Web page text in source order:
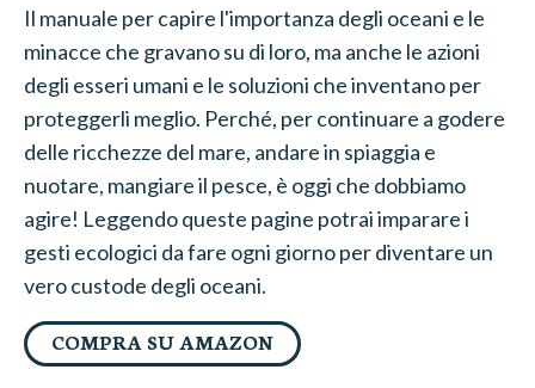
Il manuale per capire l'importanza degli oceani e le
minacce che gravano su di loro, ma anche le azioni
degli esseri umani e le soluzioni che inventano per
proteggerli meglio. Perché, per continuare a godere
delle ricchezze del mare, andare in spiaggia e
nuotare, mangiare il pesce, è oggi che dobbiamo
agire! Leggendo queste pagine potrai imparare i
gesti ecologici da fare ogni giorno per diventare un
vero custode degli oceani.
COMPRA SU AMAZON